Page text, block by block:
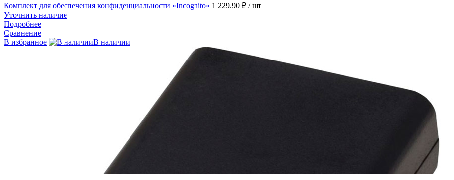
Комплект для обеспечения конфиденциальности «Incognito» 1 229.90 ₽ / шт
Уточнить наличие
Подробнее
Сравнение
В избранное
В наличии